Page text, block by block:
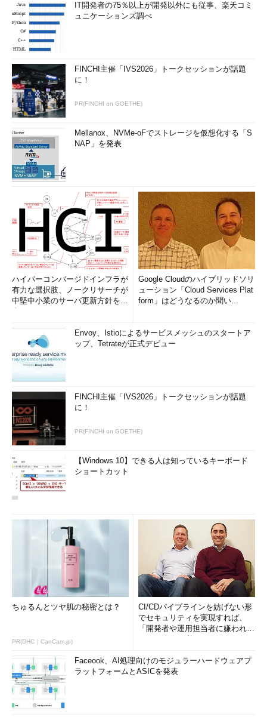
IT開発者の75％以上が開発以外にも従事、楽天コミ
ュニケーションズ調べ
FINCHI主催「IVS2026」トークセッションが話題
に！
PR(FINCHI on GOETHE)
Mellanox、NVMe-oFでストレージを仮想化する「S
NAP」を発表
ハイパーコンバージドインフラが
有力な選択肢、ノークリサーチが
中堅中小業のサーバ更新方針を調
Google Cloudのハイブリッドソリ
ューション「Cloud Services Plat
form」はどうなるのか聞い...
Envoy、Istioによるサービスメッシュのスタートア
ップ、Tetrateが正式デビュー
FINCHI主催「IVS2026」トークセッションが話題
に！
PR(FINCHI on GOETHE)
【Windows 10】できる人は知っているキーボード
ショートカット
ちゅるんとツヤ肌の秘密とは？
PR(DHC｜CanCam.jp)
CI/CDパイプラインを妨げない形
でセキュリティを実現すれば、
「開発者や運用担当者に嫌われな
Faceook、AI処理向けのモジュラーハードウェアプ
ラットフォームとASICを発表